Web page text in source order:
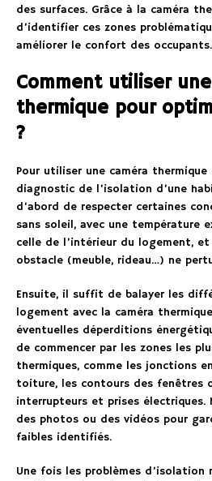
des surfaces. Grâce à la caméra
d’identifier ces zones
améliorer le confort des occupants.
Comment utiliser
thermique pour
?
Pour utiliser une caméra thermique
diagnostic de l’isolation d’une
d’abord de respecter certaines
sans soleil, avec une température
celle de l’intérieur du logement, et
obstacle (meuble, rideau…) ne
Ensuite, il suffit de balayer les
logement avec la caméra
éventuelles déperditions
de commencer par les zones les
thermiques, comme les jonctions
toiture, les contours des fenêtres
interrupteurs et prises électriques.
des photos ou des vidéos pour
faibles identifiés.
Une fois les problèmes d’isolation